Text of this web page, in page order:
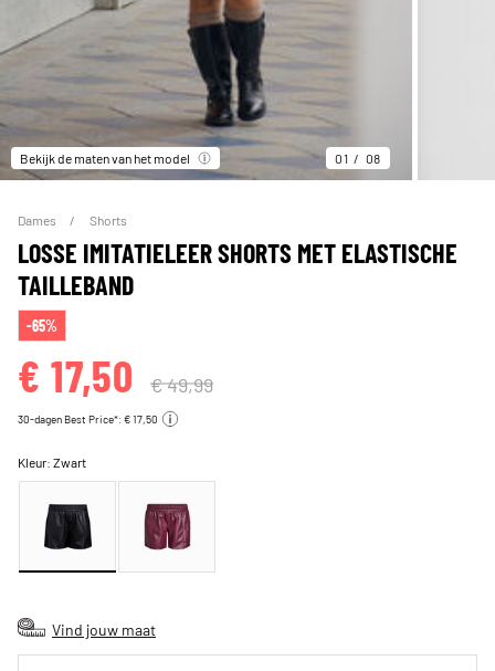
Bekijk de maten van het model 01 08
Dames Shorts
LOSSE IMITATIELEER SHORTS MET ELASTISCHE
TAILLEBAND
-65%
€ 17,50 € 49,99
30-dagen Best Price*: € 17,50
Kleur:Zwart
Vind jouw maat